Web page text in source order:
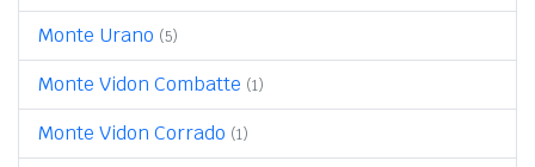
Monte Urano (5)
Monte Vidon Combatte (1)
Monte Vidon Corrado (1)